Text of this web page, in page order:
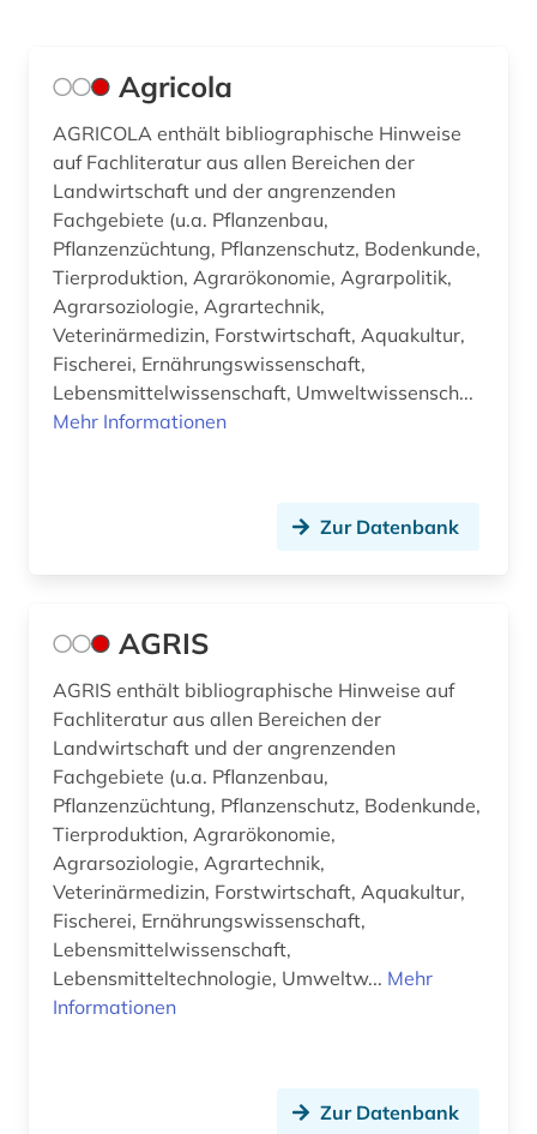
infrastruktur (1)
klimaänderung (1)
krankenpflege (1)
landwirtschaft (7)
lebensmittel (2)
lebensmittelhygiene (1)
meerestiere (1)
mikrobiologie (2)
nachwachsender rohstoff (1)
naturschutz (1)
naturwissenschaften (1)
neurologie (1)
nutztierhaltung (1)
Agricola
AGRICOLA enthält bibliographische Hinweise
auf Fachliteratur aus allen Bereichen der
Landwirtschaft und der angrenzenden
Fachgebiete (u.a. Pflanzenbau,
Pflanzenzüchtung, Pflanzenschutz, Bodenkunde,
Tierproduktion, Agrarökonomie, Agrarpolitik,
Agrarsoziologie, Agrartechnik,
Veterinärmedizin, Forstwirtschaft, Aquakultur,
Fischerei, Ernährungswissenschaft,
Lebensmittelwissenschaft, Umweltwissensch...
Mehr Informationen
Zur Datenbank
AGRIS
AGRIS enthält bibliographische Hinweise auf
Fachliteratur aus allen Bereichen der
Landwirtschaft und der angrenzenden
Fachgebiete (u.a. Pflanzenbau,
Pflanzenzüchtung, Pflanzenschutz, Bodenkunde,
Tierproduktion, Agrarökonomie,
Agrarsoziologie, Agrartechnik,
Veterinärmedizin, Forstwirtschaft, Aquakultur,
Fischerei, Ernährungswissenschaft,
Lebensmittelwissenschaft,
Lebensmitteltechnologie, Umweltw... Mehr
Informationen
Zur Datenbank